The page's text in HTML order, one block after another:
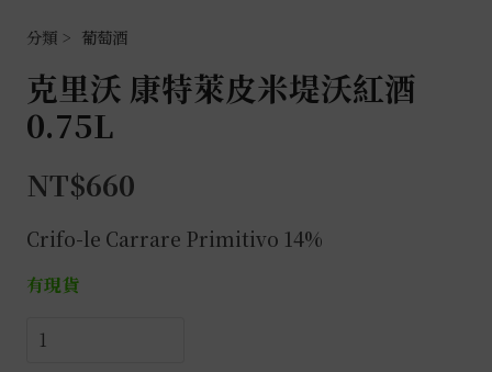
葡萄酒
克里沃 康特萊皮米堤沃紅酒
0.75L
NT$660
Crifo-le Carrare Primitivo 14%
有現貨
克